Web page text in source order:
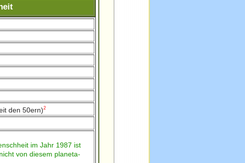
den 50ern)2
im Jahr 1987 ist
von diesem planeta-